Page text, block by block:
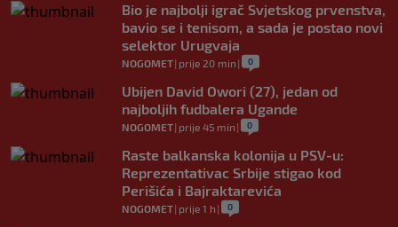
Bio je najbolji igrač Svjetskog prvenstva,
bavio se i tenisom, a sada je postao novi
selektor Urugvaja
NOGOMET| prije 20 min | 0
Ubijen David Owori (27), jedan od
najboljih fudbalera Ugande
NOGOMET| prije 45 min | 0
Raste balkanska kolonija u PSV-u:
Reprezentativac Srbije stigao kod
Perišića i Bajraktarevića
NOGOMET| prije 1 h | 0